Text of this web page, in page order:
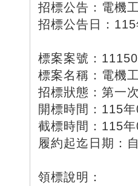
招標公告：電機
招標公告日：115
標案案號：
標案名稱：電機
招標狀態：第一
開標時間：115
截標時間：115
履約起迄日期：
領標說明：